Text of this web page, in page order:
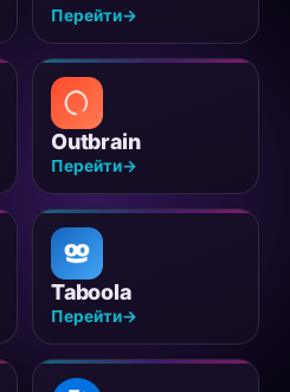
Перейти→
Outbrain
Перейти→
Taboola
Перейти→